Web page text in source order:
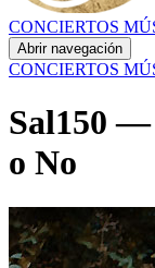
CONCIERTOS
Abrir navegación
CONCIERTOS
Sal150 —
o No